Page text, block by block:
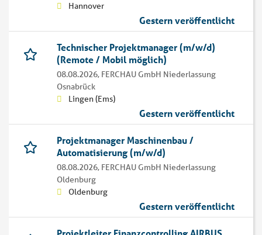
Hannover
Gestern veröffentlicht
Technischer Projektmanager (m/w/d)
(Remote / Mobil möglich)
08.08.2026, FERCHAU GmbH Niederlassung
Osnabrück
Lingen (Ems)
Gestern veröffentlicht
Projektmanager Maschinenbau /
Automatisierung (m/w/d)
08.08.2026, FERCHAU GmbH Niederlassung
Oldenburg
Oldenburg
Gestern veröffentlicht